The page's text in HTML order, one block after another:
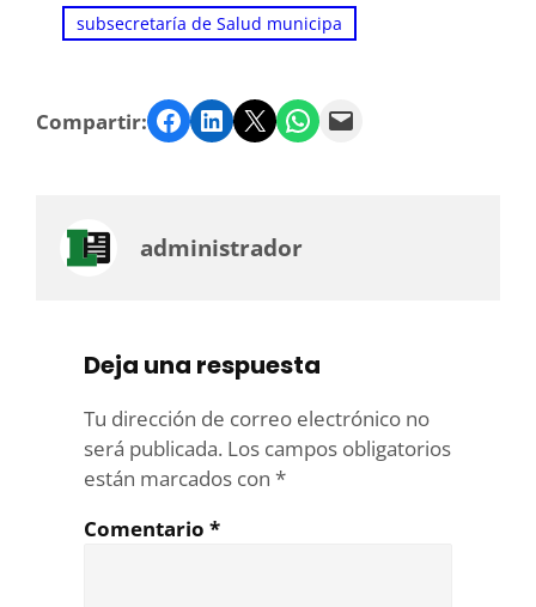
subsecretaría de Salud municipa
Compartir: Facebook LinkedIn Twitter WhatsApp Email
administrador
Deja una respuesta
Tu dirección de correo electrónico no
será publicada. Los campos obligatorios
están marcados con *
Comentario *